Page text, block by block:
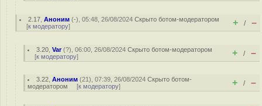
2.17 ,Аноним (-), 05:48, 26/08/2024Скрыто ботом-модератором
[к модератору] + / –
3.20 ,Var(?), 06:00, 26/08/2024Скрыто ботом-модератором
[к модератору] + / –
3.22 ,Аноним (21), 07:39, 26/08/2024Скрыто ботом-
модератором [к модератору] + / –